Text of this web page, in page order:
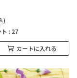
)
: 27
カートに入れる